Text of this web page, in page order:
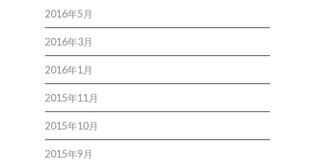
2016年5月
2016年3月
2016年1月
2015年11月
2015年10月
2015年9月